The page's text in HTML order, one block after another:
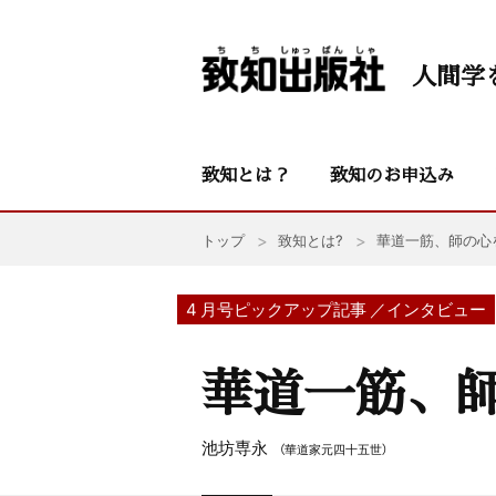
人間学
致知とは？ 致知のお申込み
トップ 致知とは? 華道一筋、師の
4 月号ピックアップ記事 ／インタビュー
華道一筋、
池坊専永 （華道家元四十五世）